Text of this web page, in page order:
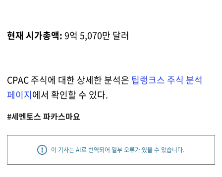
현재 시가총액:9억 5,070만 달러
CPAC 주식에 대한 상세한 분석은 팁랭크스 주식 분석
페이지에서 확인할 수 있다.
#세멘토스 파카스마요
이 기사는 AI로 번역되어 일부 오류가 있을 수 있습니다.